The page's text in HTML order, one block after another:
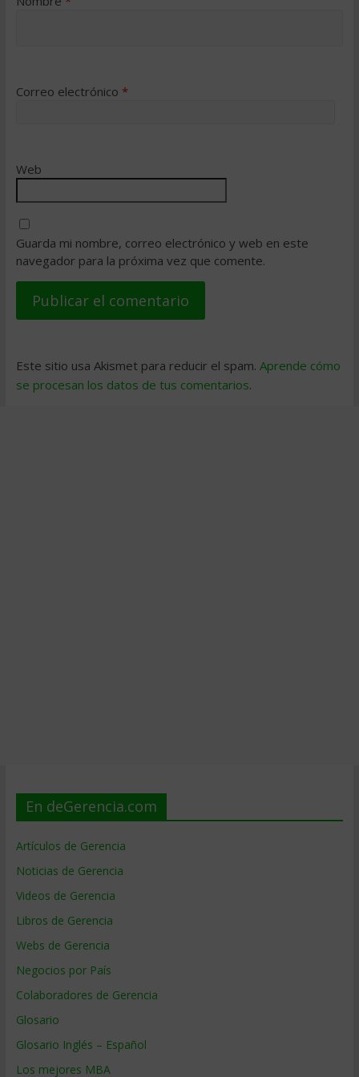
Correo electrónico *
Web
Guarda mi nombre, correo electrónico y web en este
navegador para la próxima vez que comente.
Este sitio usa Akismet para reducir el spam. Aprende cómo
se procesan los datos de tus comentarios.
En deGerencia.com
Artículos de Gerencia
Noticias de Gerencia
Videos de Gerencia
Libros de Gerencia
Webs de Gerencia
Negocios por País
Colaboradores de Gerencia
Glosario
Glosario Inglés – Español
Los mejores MBA